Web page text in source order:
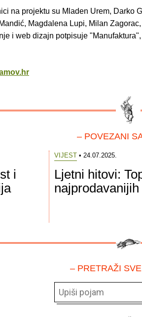
na projektu su Mladen Urem, Darko
Magdalena Lupi, Milan
i web dizajn potpisuje
– POVEZANI
i
VIJEST• 24.07.2025.
Ljetni hitovi:
– PRETRAŽI